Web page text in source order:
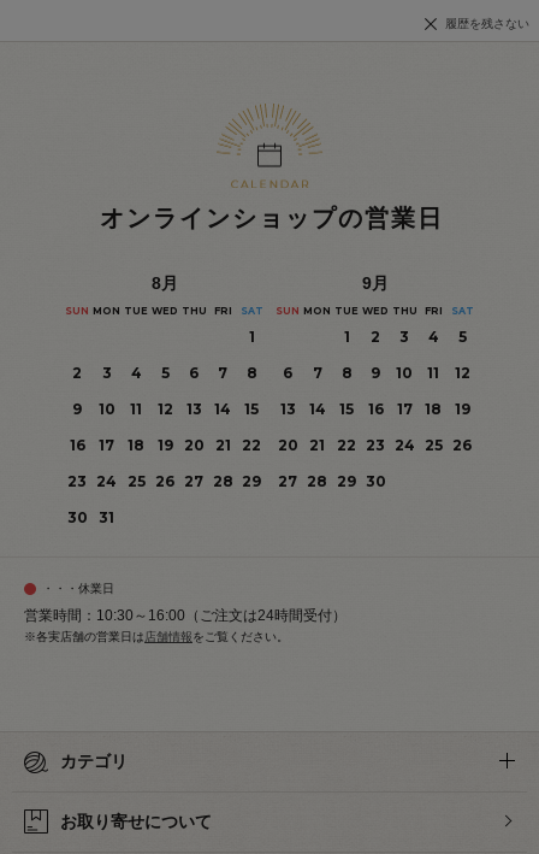
履歴を残さない
オンラインショップの営業日
8月
SUN MON TUE WED THU FRI SAT
1
2
3 4 5 6 7
8
9
10 11 12 13 14
15
16
17 18 19 20 21
22
23
24 25 26 27 28 29
30
31
9月
SUN MON TUE WED THU FRI SAT
1 2 3 4
5
6
7 8 9 10 11
12
13
14 15 16 17 18
19
20
21 22 23 24 25
26
27 28 29 30
・・・休業日
営業時間：10:30～16:00（ご注文は24時間受付）
※各実店舗の営業日は 店舗情報をご覧ください。
カテゴリ
お取り寄せについて